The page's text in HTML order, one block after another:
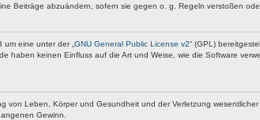
Beiträge abzuändern, sofern sie gegen o. g. Regeln verstoßen
eine unter der „ GNU General Public License v2“ (GPL)
haben keinen Einfluss auf die Art und Weise, wie die Software
von Leben, Körper und Gesundheit und der Verletzung
Gewinn.